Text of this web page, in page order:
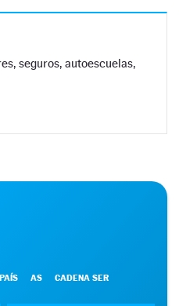
seguros, autoescuelas,
AS CADENA SER